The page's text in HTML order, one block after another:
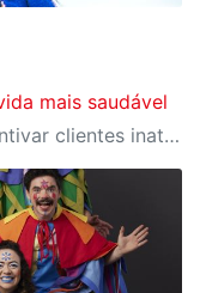
mais saudável
SESI-SP lança campanha para incentivar clientes inativos a retomarem a prática de atividades físicas, esporte e lazer com benefícios exclusivos